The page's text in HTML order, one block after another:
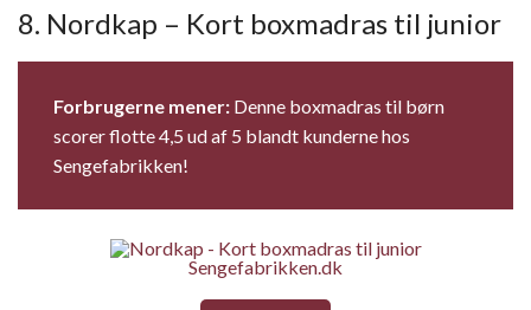
8. Nordkap – Kort boxmadras til junior
Forbrugerne mener: Denne boxmadras til børn
scorer flotte 4,5 ud af 5 blandt kunderne hos
Sengefabrikken!
Sengefabrikken.dk